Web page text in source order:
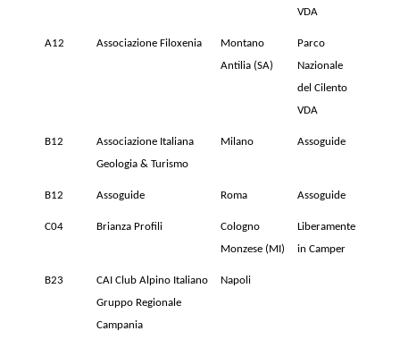
VDA
A12 Associazione Filoxenia
Montano
Antilia (SA)
Parco
Nazionale
del Cilento
VDA
B12
Associazione Italiana
Geologia & Turismo
Milano Assoguide
B12 Assoguide Roma Assoguide
C04 Brianza Profili
Cologno
Monzese (MI)
Liberamente
in Camper
B23
CAI Club Alpino Italiano
Gruppo Regionale
Campania
Napoli